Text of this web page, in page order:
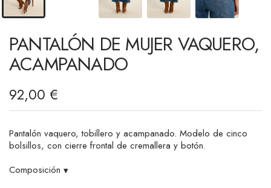
PANTALÓN DE MUJER VAQUERO,
ACAMPANADO
92,00 €
Pantalón vaquero, tobillero y acampanado. Modelo de cinco
bolsillos, con cierre frontal de cremallera y botón.
Composición ▾